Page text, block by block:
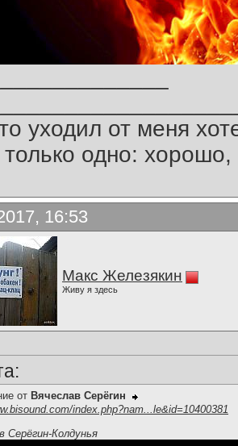
уходил от меня
только одно:
16:53
Макс Железякин
Живу я здесь
от Вячеслав Серёгин
index.php?nam...le&id=10400381
Серёгин-Колдунья